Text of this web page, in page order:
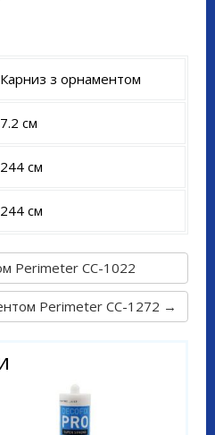
Карниз з орнаментом
7.2 см
244 см
244 см
Perimeter CC-1022
Perimeter CC-1272 →